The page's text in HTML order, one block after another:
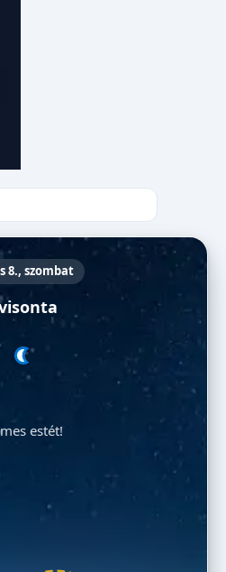
8., szombat
estét!